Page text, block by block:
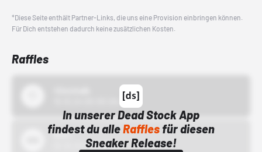
*Diese Seite enthält Partner-Links, die uns eine Provision einbringen können.
Für Dich entstehen dadurch keine zusätzlichen Kosten.
Raffles
In unserer Dead Stock App
findest du alleRafflesfür diesen
Sneaker Release!
Bstn
01.10.22 00:00 Uhr